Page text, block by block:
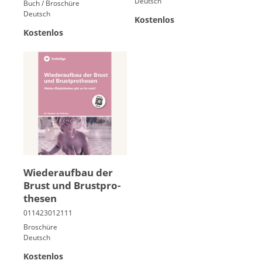
Buch / Broschüre
Deutsch
Kostenlos
Kostenlos
Wie­der­auf­bau der
Brust und Brust­pro­
the­sen
Broschüre
Deutsch
Kostenlos